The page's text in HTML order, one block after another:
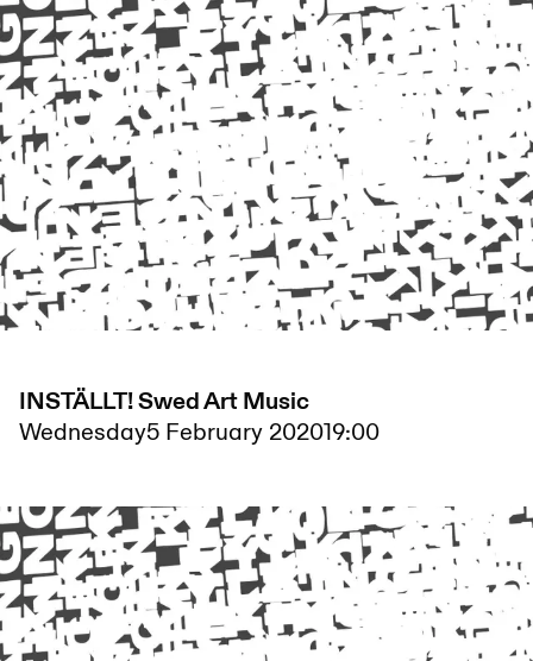
INSTÄLLT! Swed Art Music
Wednesday5 February 202019:00